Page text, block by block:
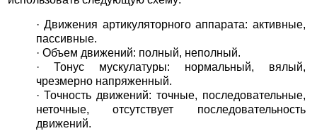
· Движения артикуляторного аппарата: активные,
пассивные.
· Объем движений: полный, неполный.
· Тонус мускулатуры: нормальный, вялый,
чрезмерно напряженный.
· Точность движений: точные, последовательные,
неточные, отсутствует последовательность
движений.